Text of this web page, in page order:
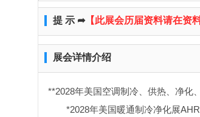
提 示 ➦【此展会历届资料请在资
展会详情介绍
**2028年美国空调制冷、供热、净化
*2028年美国暖通制冷净化展